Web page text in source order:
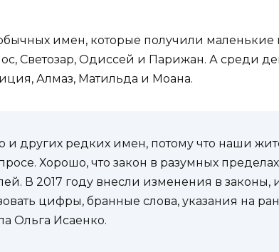
имен, которые получили
Светозар, Одиссей и Парижан. А среди
Алмаз, Матильда и Моана.
и других редких имен, потому что наши
Хорошо, что закон в разумных
В 2017 году внесли изменения в законы,
цифры, бранные слова, указания на
Ольга Исаенко.